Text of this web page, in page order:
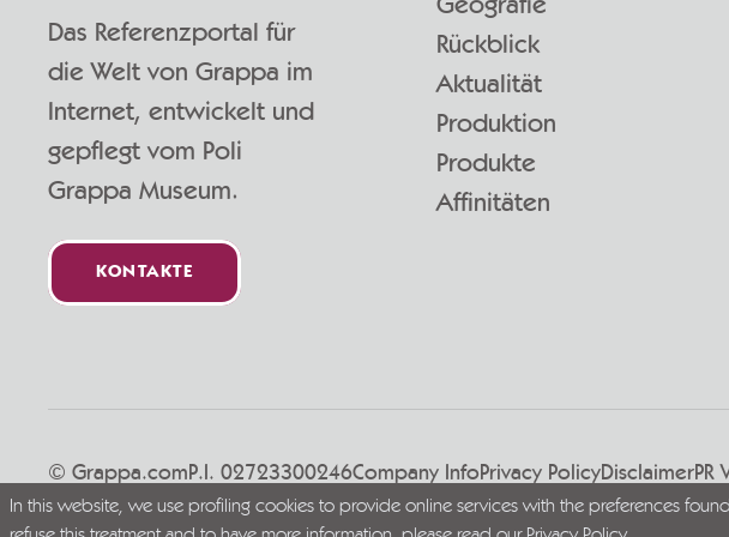
Das Referenzportal für
die Welt von Grappa im
Internet, entwickelt und
gepflegt vom Poli
Grappa Museum.
KONTAKTE
Geografie
Rückblick
Aktualität
Produktion
Produkte
Affinitäten
Live Grappa responsibly
© Grappa.comP.I. 02723300246Company InfoPrivacy PolicyDisclaimerPR
In this website, we use profiling cookies to provide online services with the preferences